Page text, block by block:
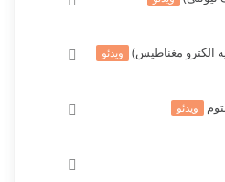
این درس دسترسی دارند. برای
الکترو مغناطیس) ویدئو
این درس دسترسی دارند. برای
ویدئو
این درس دسترسی دارند. برای